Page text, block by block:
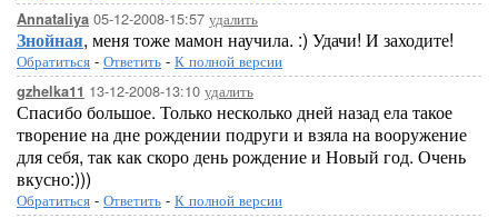
Annataliya 05-12-2008-15:57 удалить
Знойная, меня тоже мамон научила. :) Удачи! И заходите!
Обратиться - Ответить - К полной версии
gzhelka11 13-12-2008-13:10 удалить
Спасибо большое. Только несколько дней назад ела такое
творение на дне рождении подруги и взяла на вооружение
для себя, так как скоро день рождение и Новый год. Очень
вкусно:)))
Обратиться - Ответить - К полной версии